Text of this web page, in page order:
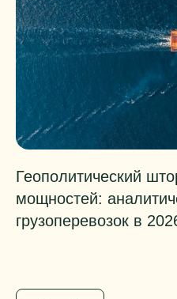
Геополитический
мощностей:
грузоперевозок в